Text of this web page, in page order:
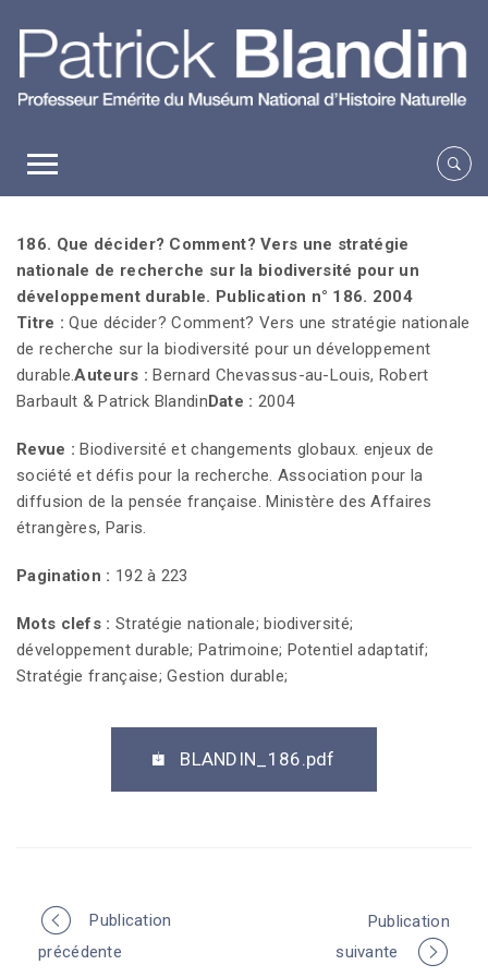
186. Que décider? Comment? Vers une stratégie
nationale de recherche sur la biodiversité pour un
développement durable. Publication n° 186. 2004
Titre :Que décider? Comment? Vers une stratégie nationale
de recherche sur la biodiversité pour un développement
durable.Auteurs :Bernard Chevassus-au-Louis, Robert
Barbault & Patrick BlandinDate : 2004
Revue :Biodiversité et changements globaux. enjeux de
société et défis pour la recherche. Association pour la
diffusion de la pensée française. Ministère des Affaires
étrangères, Paris.
Pagination : 192 à 223
Mots clefs : Stratégie nationale; biodiversité;
développement durable; Patrimoine; Potentiel adaptatif;
Stratégie française; Gestion durable;
BLANDIN_186.pdf
P
Publication
précédente
Publication
suivante